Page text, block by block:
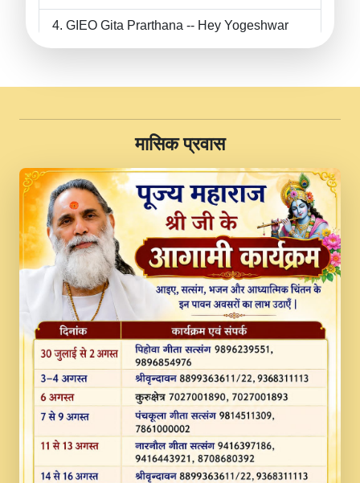
GIEO Gita Prarthana -- Hey Yogeshwar
II Swami Gyananand Ji Maharaj.mp3
JINU SATGURU AAP BULAVE by Rasik
Pawan ji 20-11-19 Sankirtan At VEER JI
PRABHU KUTEER CHANNEL.mp3
Kina Sohna Tera Bhawan Sajaya Mata
Vaishno Devi Aarti Mata Rani Bhajan By
Lakhwinder Wadali Ji.mp3
MERE MANN VICH KANTH KALER
NEW PUNAJBI DEVOTIONAL SONG 2017
FULL VIDEO HD.mp3
Na To Roop Hai Bindu Ji Maharaj Pad - A
Divine Bhajan by Shri Indresh Ji
#BhaktiPath.mp3
Radha Rani Ki Kirpa Best Devotional
Song By Chitra Vichitra.mp3
​मासिक प्रवास